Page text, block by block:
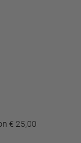
€ 25,00